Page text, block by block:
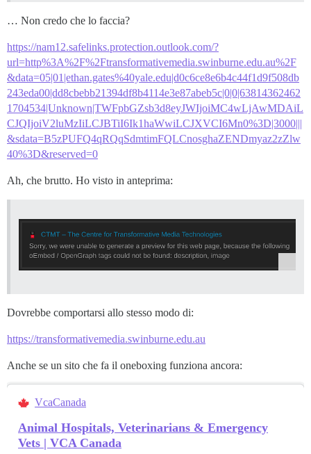
… Non credo che lo faccia?
https://nam12.safelinks.protection.outlook.com/?
url=http%3A%2F%2Ftransformativemedia.swinburne.edu.au%2F
&data=05|01|ethan.gates%40yale.edu|d0c6ce8e6b4c44f1d9f508db
243eda00|dd8cbebb21394df8b4114e3e87abeb5c|0|0|63814362462
1704534|Unknown|TWFpbGZsb3d8eyJWIjoiMC4wLjAwMDAiL
CJQIjoiV2luMzIiLCJBTiI6Ik1haWwiLCJXVCI6Mn0%3D|3000|||
&sdata=B5zPUFQ4qRQqSdmtimFQLCnosghaZENDmyaz2zZlw
40%3D&reserved=0
Ah, che brutto. Ho visto in anteprima:
Dovrebbe comportarsi allo stesso modo di:
https://transformativemedia.swinburne.edu.au
Anche se un sito che fa il oneboxing funziona ancora:
VcaCanada
Animal Hospitals, Veterinarians & Emergency
Vets | VCA Canada